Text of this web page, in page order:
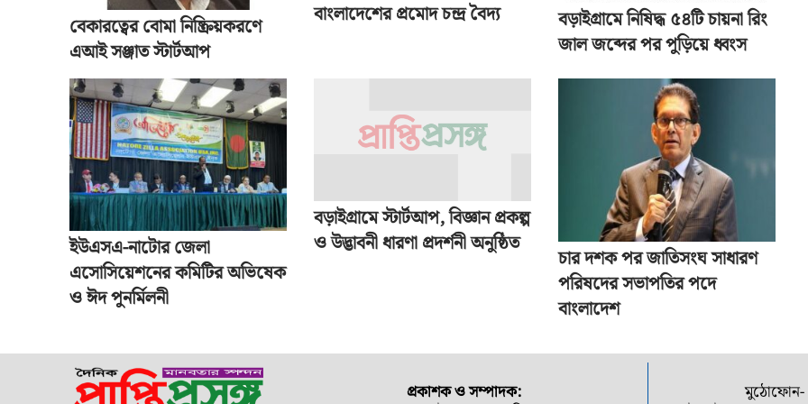
বেকারত্বের বোমা নিষ্ক্রিয়করণে
এআই সঞ্জাত স্টার্টআপ
বাংলাদেশের প্রমোদ চন্দ্র বৈদ্য
বড়াইগ্রামে নিষিদ্ধ ৫৪টি চায়না রিং
জাল জব্দের পর পুড়িয়ে ধ্বংস
ইউএসএ-নাটোর জেলা
এসোসিয়েশনের কমিটির অভিষেক
ও ঈদ পুনর্মিলনী
বড়াইগ্রামে স্টার্টআপ, বিজ্ঞান প্রকল্প
ও উদ্ভাবনী ধারণা প্রদর্শনী অনুষ্ঠিত
চার দশক পর জাতিসংঘ সাধারণ
পরিষদের সভাপতির পদে
বাংলাদেশ
প্রকাশক ও সম্পাদক: